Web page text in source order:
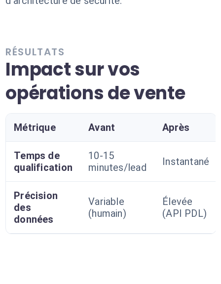
RÉSULTATS
Impact sur vos
opérations de vente
Métrique Avant Après
Temps de
qualification
10-15
minutes/lead
Instantané
Précision
des
données
Variable
(humain)
Élevée
(API PDL)